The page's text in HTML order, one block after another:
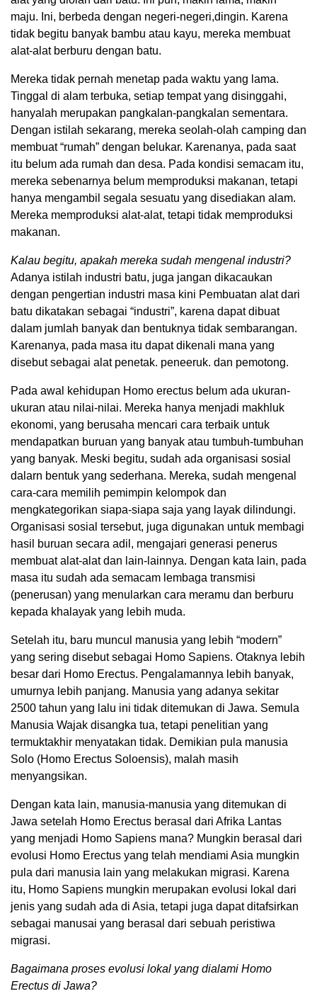
maju. Ini, berbeda dengan negeri-negeri,dingin. Karena
tidak begitu banyak bambu atau kayu, mereka membuat
alat-alat berburu dengan batu.
Mereka tidak pernah menetap pada waktu yang lama.
Tinggal di alam terbuka, setiap tempat yang disinggahi,
hanyalah merupakan pangkalan-pangkalan sementara.
Dengan istilah sekarang, mereka seolah-olah camping dan
membuat “rumah” dengan belukar. Karenanya, pada saat
itu belum ada rumah dan desa. Pada kondisi semacam itu,
mereka sebenarnya belum memproduksi makanan, tetapi
hanya mengambil segala sesuatu yang disediakan alam.
Mereka memproduksi alat-alat, tetapi tidak memproduksi
makanan.
Kalau begitu, apakah mereka sudah mengenal industri?
Adanya istilah industri batu, juga jangan dikacaukan
dengan pengertian industri masa kini Pembuatan alat dari
batu dikatakan sebagai “industri”, karena dapat dibuat
dalam jumlah banyak dan bentuknya tidak sembarangan.
Karenanya, pada masa itu dapat dikenali mana yang
disebut sebagai alat penetak. peneeruk. dan pemotong.
Pada awal kehidupan Homo erectus belum ada ukuran-
ukuran atau nilai-nilai. Mereka hanya menjadi makhluk
ekonomi, yang berusaha mencari cara terbaik untuk
mendapatkan buruan yang banyak atau tumbuh-tumbuhan
yang banyak. Meski begitu, sudah ada organisasi sosial
dalarn bentuk yang sederhana. Mereka, sudah mengenal
cara-cara memilih pemimpin kelompok dan
mengkategorikan siapa-siapa saja yang layak dilindungi.
Organisasi sosial tersebut, juga digunakan untuk membagi
hasil buruan secara adil, mengajari generasi penerus
membuat alat-alat dan lain-lainnya. Dengan kata lain, pada
masa itu sudah ada semacam lembaga transmisi
(penerusan) yang menularkan cara meramu dan berburu
kepada khalayak yang lebih muda.
Setelah itu, baru muncul manusia yang lebih “modern”
yang sering disebut sebagai Homo Sapiens. Otaknya lebih
besar dari Homo Erectus. Pengalamannya lebih banyak,
umurnya lebih panjang. Manusia yang adanya sekitar
2500 tahun yang lalu ini tidak ditemukan di Jawa. Semula
Manusia Wajak disangka tua, tetapi penelitian yang
termuktakhir menyatakan tidak. Demikian pula manusia
Solo (Homo Erectus Soloensis), malah masih
menyangsikan.
Dengan kata lain, manusia-manusia yang ditemukan di
Jawa setelah Homo Erectus berasal dari Afrika Lantas
yang menjadi Homo Sapiens mana? Mungkin berasal dari
evolusi Homo Erectus yang telah mendiami Asia mungkin
pula dari manusia lain yang melakukan migrasi. Karena
itu, Homo Sapiens mungkin merupakan evolusi lokal dari
jenis yang sudah ada di Asia, tetapi juga dapat ditafsirkan
sebagai manusai yang berasal dari sebuah peristiwa
migrasi.
Bagaimana proses evolusi lokal yang dialami Homo
Erectus di Jawa?